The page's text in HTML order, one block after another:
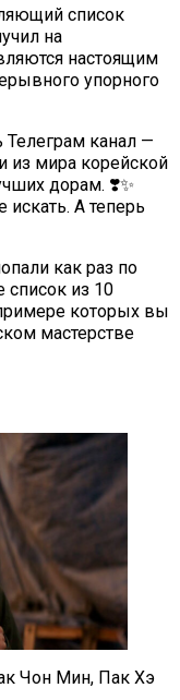
список
на
настоящим
упорного
канал —
из мира корейской
дорам. ❣️✨
А теперь
как раз по
список из 10
которых вы
мастерстве
Чон Мин, Пак Хэ